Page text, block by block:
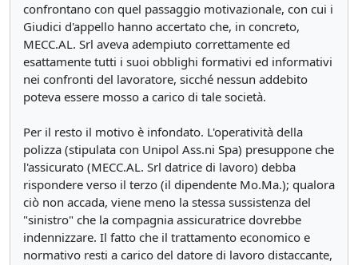
confrontano con quel passaggio motivazionale, con cui i
Giudici d'appello hanno accertato che, in concreto,
MECC.AL. Srl aveva adempiuto correttamente ed
esattamente tutti i suoi obblighi formativi ed informativi
nei confronti del lavoratore, sicché nessun addebito
poteva essere mosso a carico di tale società.
Per il resto il motivo è infondato. L'operatività della
polizza (stipulata con Unipol Ass.ni Spa) presuppone che
l'assicurato (MECC.AL. Srl datrice di lavoro) debba
rispondere verso il terzo (il dipendente Mo.Ma.); qualora
ciò non accada, viene meno la stessa sussistenza del
"sinistro" che la compagnia assicuratrice dovrebbe
indennizzare. Il fatto che il trattamento economico e
normativo resti a carico del datore di lavoro distaccante,